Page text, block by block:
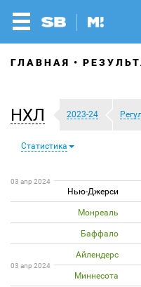
ГЛАВНАЯ
НХЛ 2023-24
Статистика
03 апр 2024
Нью-Джерси
Монреаль
Баффало
Айлендерс
03 апр 2024
Миннесота